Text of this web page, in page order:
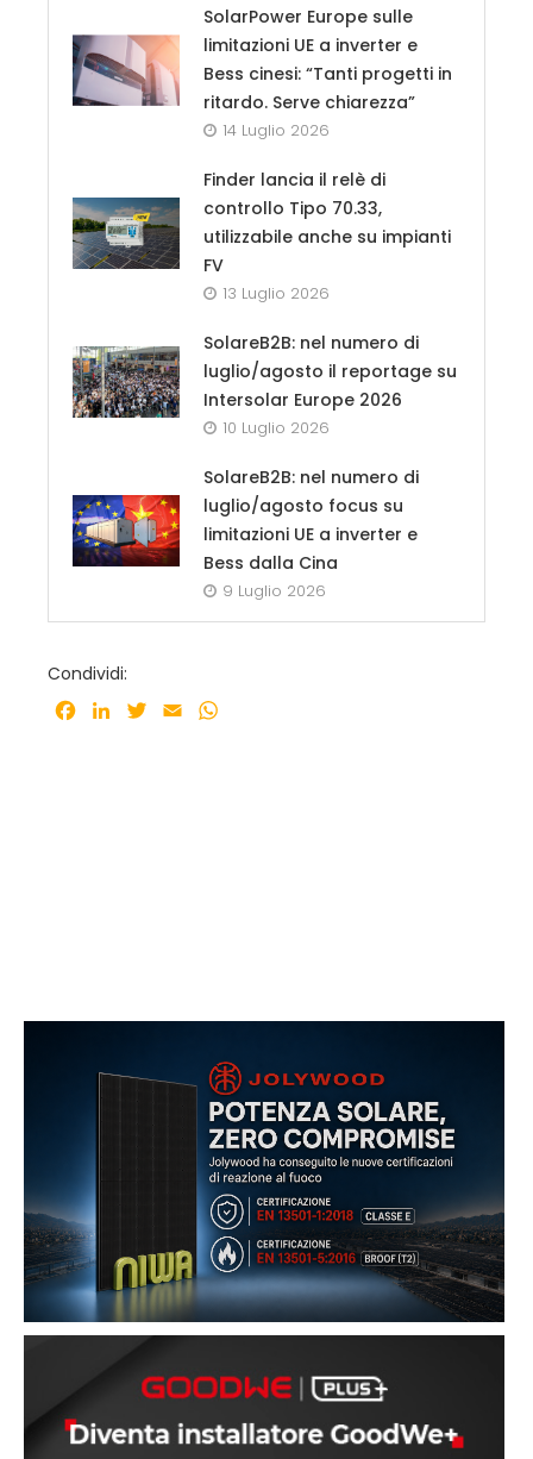
SolarPower Europe sulle
limitazioni UE a inverter e
Bess cinesi: “Tanti progetti in
ritardo. Serve chiarezza”
14 Luglio 2026
Finder lancia il relè di
controllo Tipo 70.33,
utilizzabile anche su impianti
FV
13 Luglio 2026
SolareB2B: nel numero di
luglio/agosto il reportage su
Intersolar Europe 2026
10 Luglio 2026
SolareB2B: nel numero di
luglio/agosto focus su
limitazioni UE a inverter e
Bess dalla Cina
9 Luglio 2026
Condividi:
Facebook
LinkedInTwitter
Email